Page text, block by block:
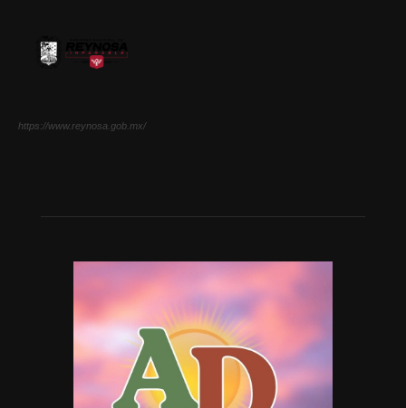
https://www.reynosa.gob.mx/